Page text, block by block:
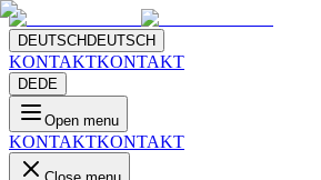
DEUTSCH DEUTSCH
KONTAKTKONTAKT
DEDE
Open menu
KONTAKTKONTAKT